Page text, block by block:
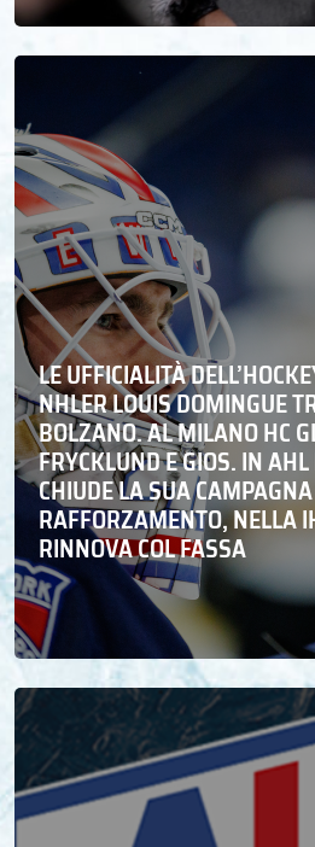
LE UFFICIALITÀ
NHLER LOUIS DOMINGUE
BOLZANO. AL MILANO HC
FRYCKLUND E GIOS. IN
CHIUDE LA SUA
RAFFORZAMENTO, NELLA
RINNOVA COL FASSA